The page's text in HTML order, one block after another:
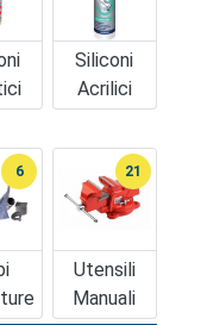
Siliconi
Acrilici
6
Utensili
Manuali
21